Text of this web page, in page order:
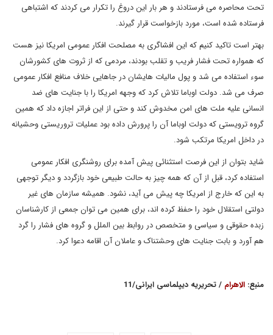
تحت محاصره می فرستادند و هر بار این دروغ را تکرار می کردند که اشتباهی
فرستاده شده است، مورد بازخواست قرار گیرند.
بهتر است تاکید کنیم که این افشاگری به مصلحت افکار عمومی امریکا نیز هست
که همواره تحت فشار فریب و تقلب بودند، مردمی که از ثروت های کشورشان
سوء استفاده می شد و پول مالیات هایشان در جاهایی خلاف منافع افکار عمومی
صرف می شد. دولت اوباما تلاش کرد که وجهه امریکا را با جنایت های ضد
انسانی علیه ملت های امن مخدوش کند و حتی از این فراتر اجازه داد که همین
گروه ترویستی که دولت اوباما آن را پرورش داده بود عملیات تروریستی وحشیانه
در داخل امریکا مرتکب شود.
شاید بتوان از این فرصت استثنائی پیش آمده برای روشنگری افکار عمومی
استفاده کرد، قبل از آن که همه چیز به حالت طبیعی خود بازگردد و دیگر توجهی
به این که خارج از امریکا چه پیش می آید، نشود. همیشه سازمان های غیر
دولتی استقلال خود را حفظ کرده اند، برای همین می توان جمعی از کارشناسان
زبده حقوقی و سیاسی و متخصص در روابط بین الملل و گروه های فشار را گرد
هم آورد و بابت جنایت های وحشتناک و عاملان آن اقامه دعوا کرد.
منبع: الاهرام / تحریریه دیپلماسی ایرانی/11